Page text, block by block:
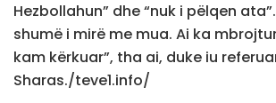
Hezbollahun” dhe “nuk i pëlqen
shumë i mirë me mua. Ai ka
kam kërkuar”, tha ai, duke iu
Sharas./teve1.info/